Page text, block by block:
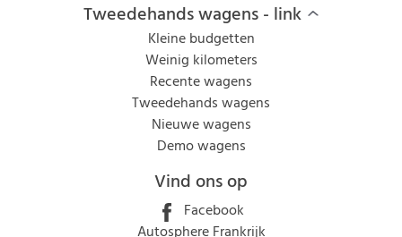
Tweedehands wagens - link
Kleine budgetten
Weinig kilometers
Recente wagens
Tweedehands wagens
Nieuwe wagens
Demo wagens
Vind ons op
Facebook